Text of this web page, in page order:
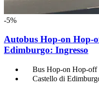
-5%
Autobus Hop-on Hop-
Edimburgo: Ingresso
Bus Hop-on Hop-off
Castello di